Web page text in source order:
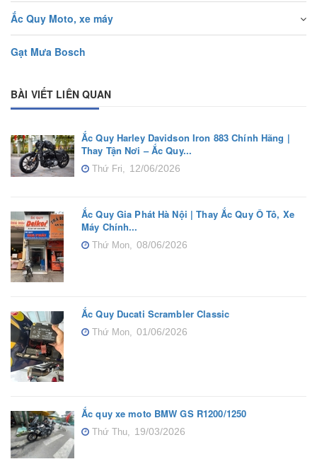
Ắc Quy Moto, xe máy
Gạt Mưa Bosch
BÀI VIẾT LIÊN QUAN
Ắc Quy Harley Davidson Iron 883 Chính Hãng |
Thay Tận Nơi – Ắc Quy...
Thứ Fri, 12/06/2026
Ắc Quy Gia Phát Hà Nội | Thay Ắc Quy Ô Tô, Xe
Máy Chính...
Thứ Mon, 08/06/2026
Ắc Quy Ducati Scrambler Classic
Thứ Mon, 01/06/2026
Ắc quy xe moto BMW GS R1200/1250
Thứ Thu, 19/03/2026